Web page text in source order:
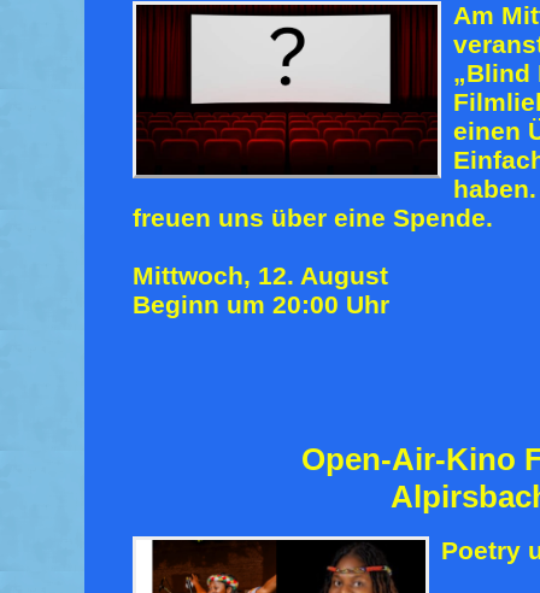
Am
„Blind
einen
freuen uns über eine Spende.
Mittwoch, 12. August
Beginn um 20:00 Uhr
Open-Air-Kino
Poetry